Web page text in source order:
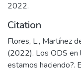
2022.
Citation
Flores, L., Martínez
(2022). Los ODS en
estamos haciendo?.